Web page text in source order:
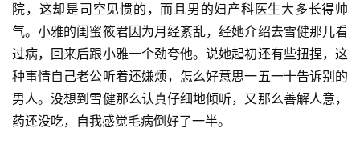
院，这却是司空见惯的，而且男的妇产科医生大多长得帅
气。小雅的闺蜜筱君因为月经紊乱，经她介绍去雪健那儿看
过病，回来后跟小雅一个劲夸他。说她起初还有些扭捏，这
种事情自己老公听着还嫌烦，怎么好意思一五一十告诉别的
男人。没想到雪健那么认真仔细地倾听，又那么善解人意，
药还没吃，自我感觉毛病倒好了一半。